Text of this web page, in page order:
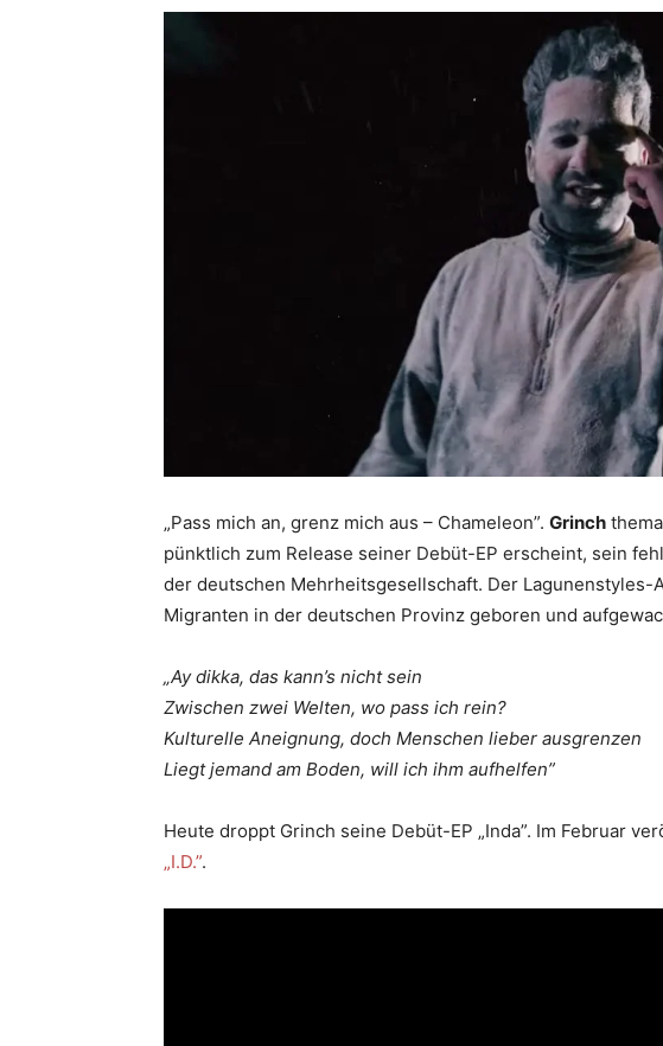
„Pass mich an, grenz mich aus – Chameleon”. Grinch
pünktlich zum Release seiner Debüt-EP erscheint, sein
der deutschen Mehrheitsgesellschaft. Der Lagunenstyles-
Migranten in der deutschen Provinz geboren und
„Ay dikka, das kann’s nicht sein
Zwischen zwei Welten, wo pass ich rein?
Kulturelle Aneignung, doch Menschen lieber ausgrenzen
Liegt jemand am Boden, will ich ihm aufhelfen”
Heute droppt Grinch seine Debüt-EP „Inda”. Im Februar
„I.D.”.